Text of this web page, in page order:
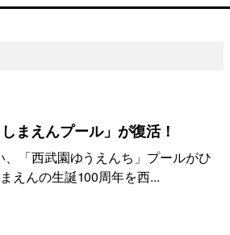
まえんプール」が復活！
「西武園ゆうえんち」プールがひ
えんの生誕100周年を西...